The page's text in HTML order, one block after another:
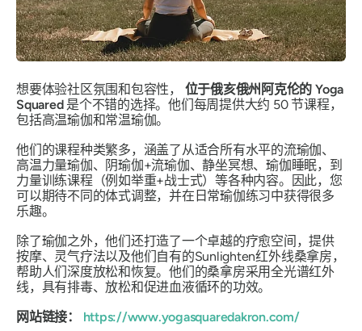
想要体验社区氛围和包容性， 位于俄亥俄州阿克伦的 Yoga
Squared是个不错的选择。他们每周提供大约 50 节课程，
包括高温瑜伽和常温瑜伽。
他们的课程种类繁多，涵盖了从适合所有水平的流瑜伽、
高温力量瑜伽、阴瑜伽+流瑜伽、静坐冥想、瑜伽睡眠，到
力量训练课程（例如举重+战士式）等各种内容。因此，您
可以期待不同的体式调整，并在日常瑜伽练习中获得很多
乐趣。
除了瑜伽之外，他们还打造了一个卓越的疗愈空间，提供
按摩、灵气疗法以及他们自有的Sunlighten红外线桑拿房，
帮助人们深度放松和恢复。他们的桑拿房采用全光谱红外
线，具有排毒、放松和促进血液循环的功效。
网站链接：
https://www.yogasquaredakron.com/